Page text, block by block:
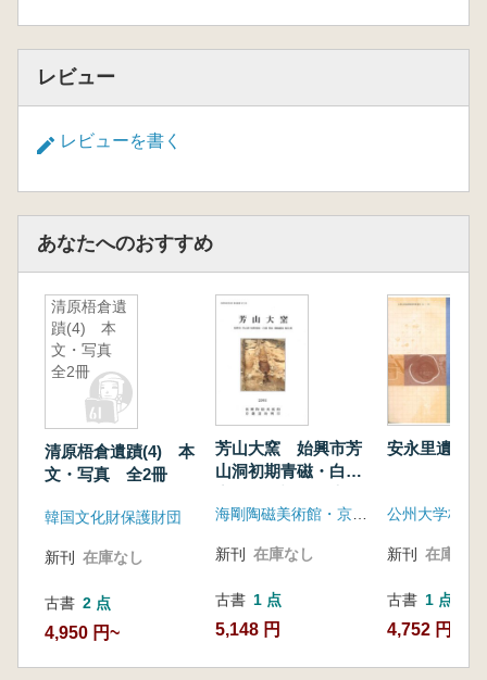
レビュー
レビューを書く
あなたへのおすすめ
清原梧倉遺
蹟(4) 本
文・写真
全2冊
清原梧倉遺蹟(4) 本
文・写真 全2冊
韓国文化財保護財団
新刊 在庫なし
古書 2 点
4,950 円~
芳山大窯 始興市芳
山洞初期青磁・白磁
新刊 在庫なし
古書 1 点
5,148 円
安永里遺蹟
新刊 在庫なし
古書 1 点
4,752 円